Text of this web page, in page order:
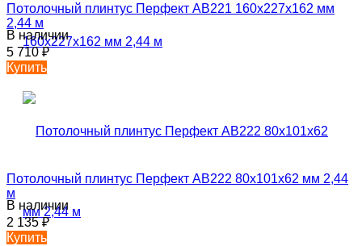
Потолочный плинтус Перфект AB221 160х227х162 мм
2,44 м
В наличии
5 710₽
Купить
Потолочный плинтус Перфект AB222 80х101х62 мм 2,44
м
В наличии
2 135₽
Купить